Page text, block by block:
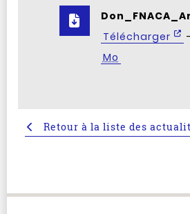
Télécharger
Mo
Retour à la liste des